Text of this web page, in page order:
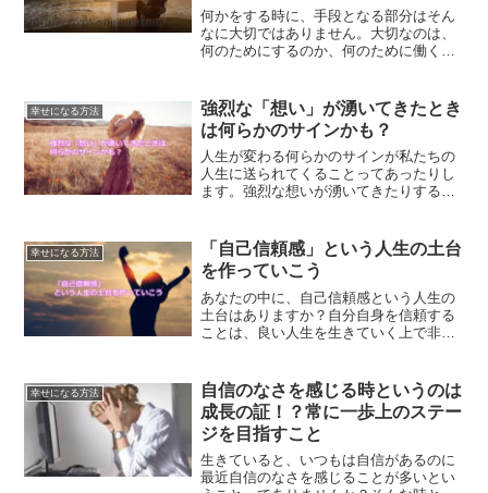
何かをする時に、手段となる部分はそん
なに大切ではありません。大切なのは、
何のためにするのか、何のために働くの
みてください。答えがきっと見つかるは
ずです。
幸せになる方法
強烈な「想い」が湧いてきたとき
は何らかのサインかも？
人生が変わる何らかのサインが私たちの
人生に送られてくることってあったりし
ます。強烈な想いが湧いてきたりするの
ます。
幸せになる方法
「自己信頼感」という人生の土台
を作っていこう
あなたの中に、自己信頼感という人生の
土台はありますか？自分自身を信頼する
ことは、良い人生を生きていく上で非常
幸せになる方法
自信のなさを感じる時というのは
成長の証！？常に一歩上のステー
ジを目指すこと
生きていると、いつもは自信があるのに
最近自信のなさを感じることが多いとい